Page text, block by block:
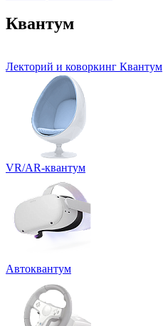
Квантум
Лекторий и коворкинг Квантум
VR/AR-квантум
Автоквантум